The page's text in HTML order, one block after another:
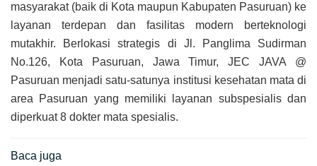
masyarakat (baik di Kota maupun Kabupaten Pasuruan) ke
layanan terdepan dan fasilitas modern berteknologi
mutakhir. Berlokasi strategis di Jl. Panglima Sudirman
No.126, Kota Pasuruan, Jawa Timur, JEC JAVA @
Pasuruan menjadi satu-satunya institusi kesehatan mata di
area Pasuruan yang memiliki layanan subspesialis dan
diperkuat 8 dokter mata spesialis.
Baca juga